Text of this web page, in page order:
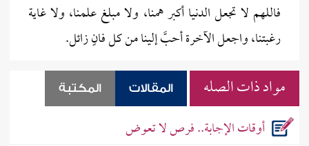
فاللهم لا تجعل الدنيا أكبر همنا، ولا مبلغ علمنا، ولا غاية
رغبتنا، واجعل الآخرة أحبَّ إلينا من كل فانٍ زائل.
مواد ذات الصله المقالات المكتبة
أوقات الإجابة.. فرص لا تعوض